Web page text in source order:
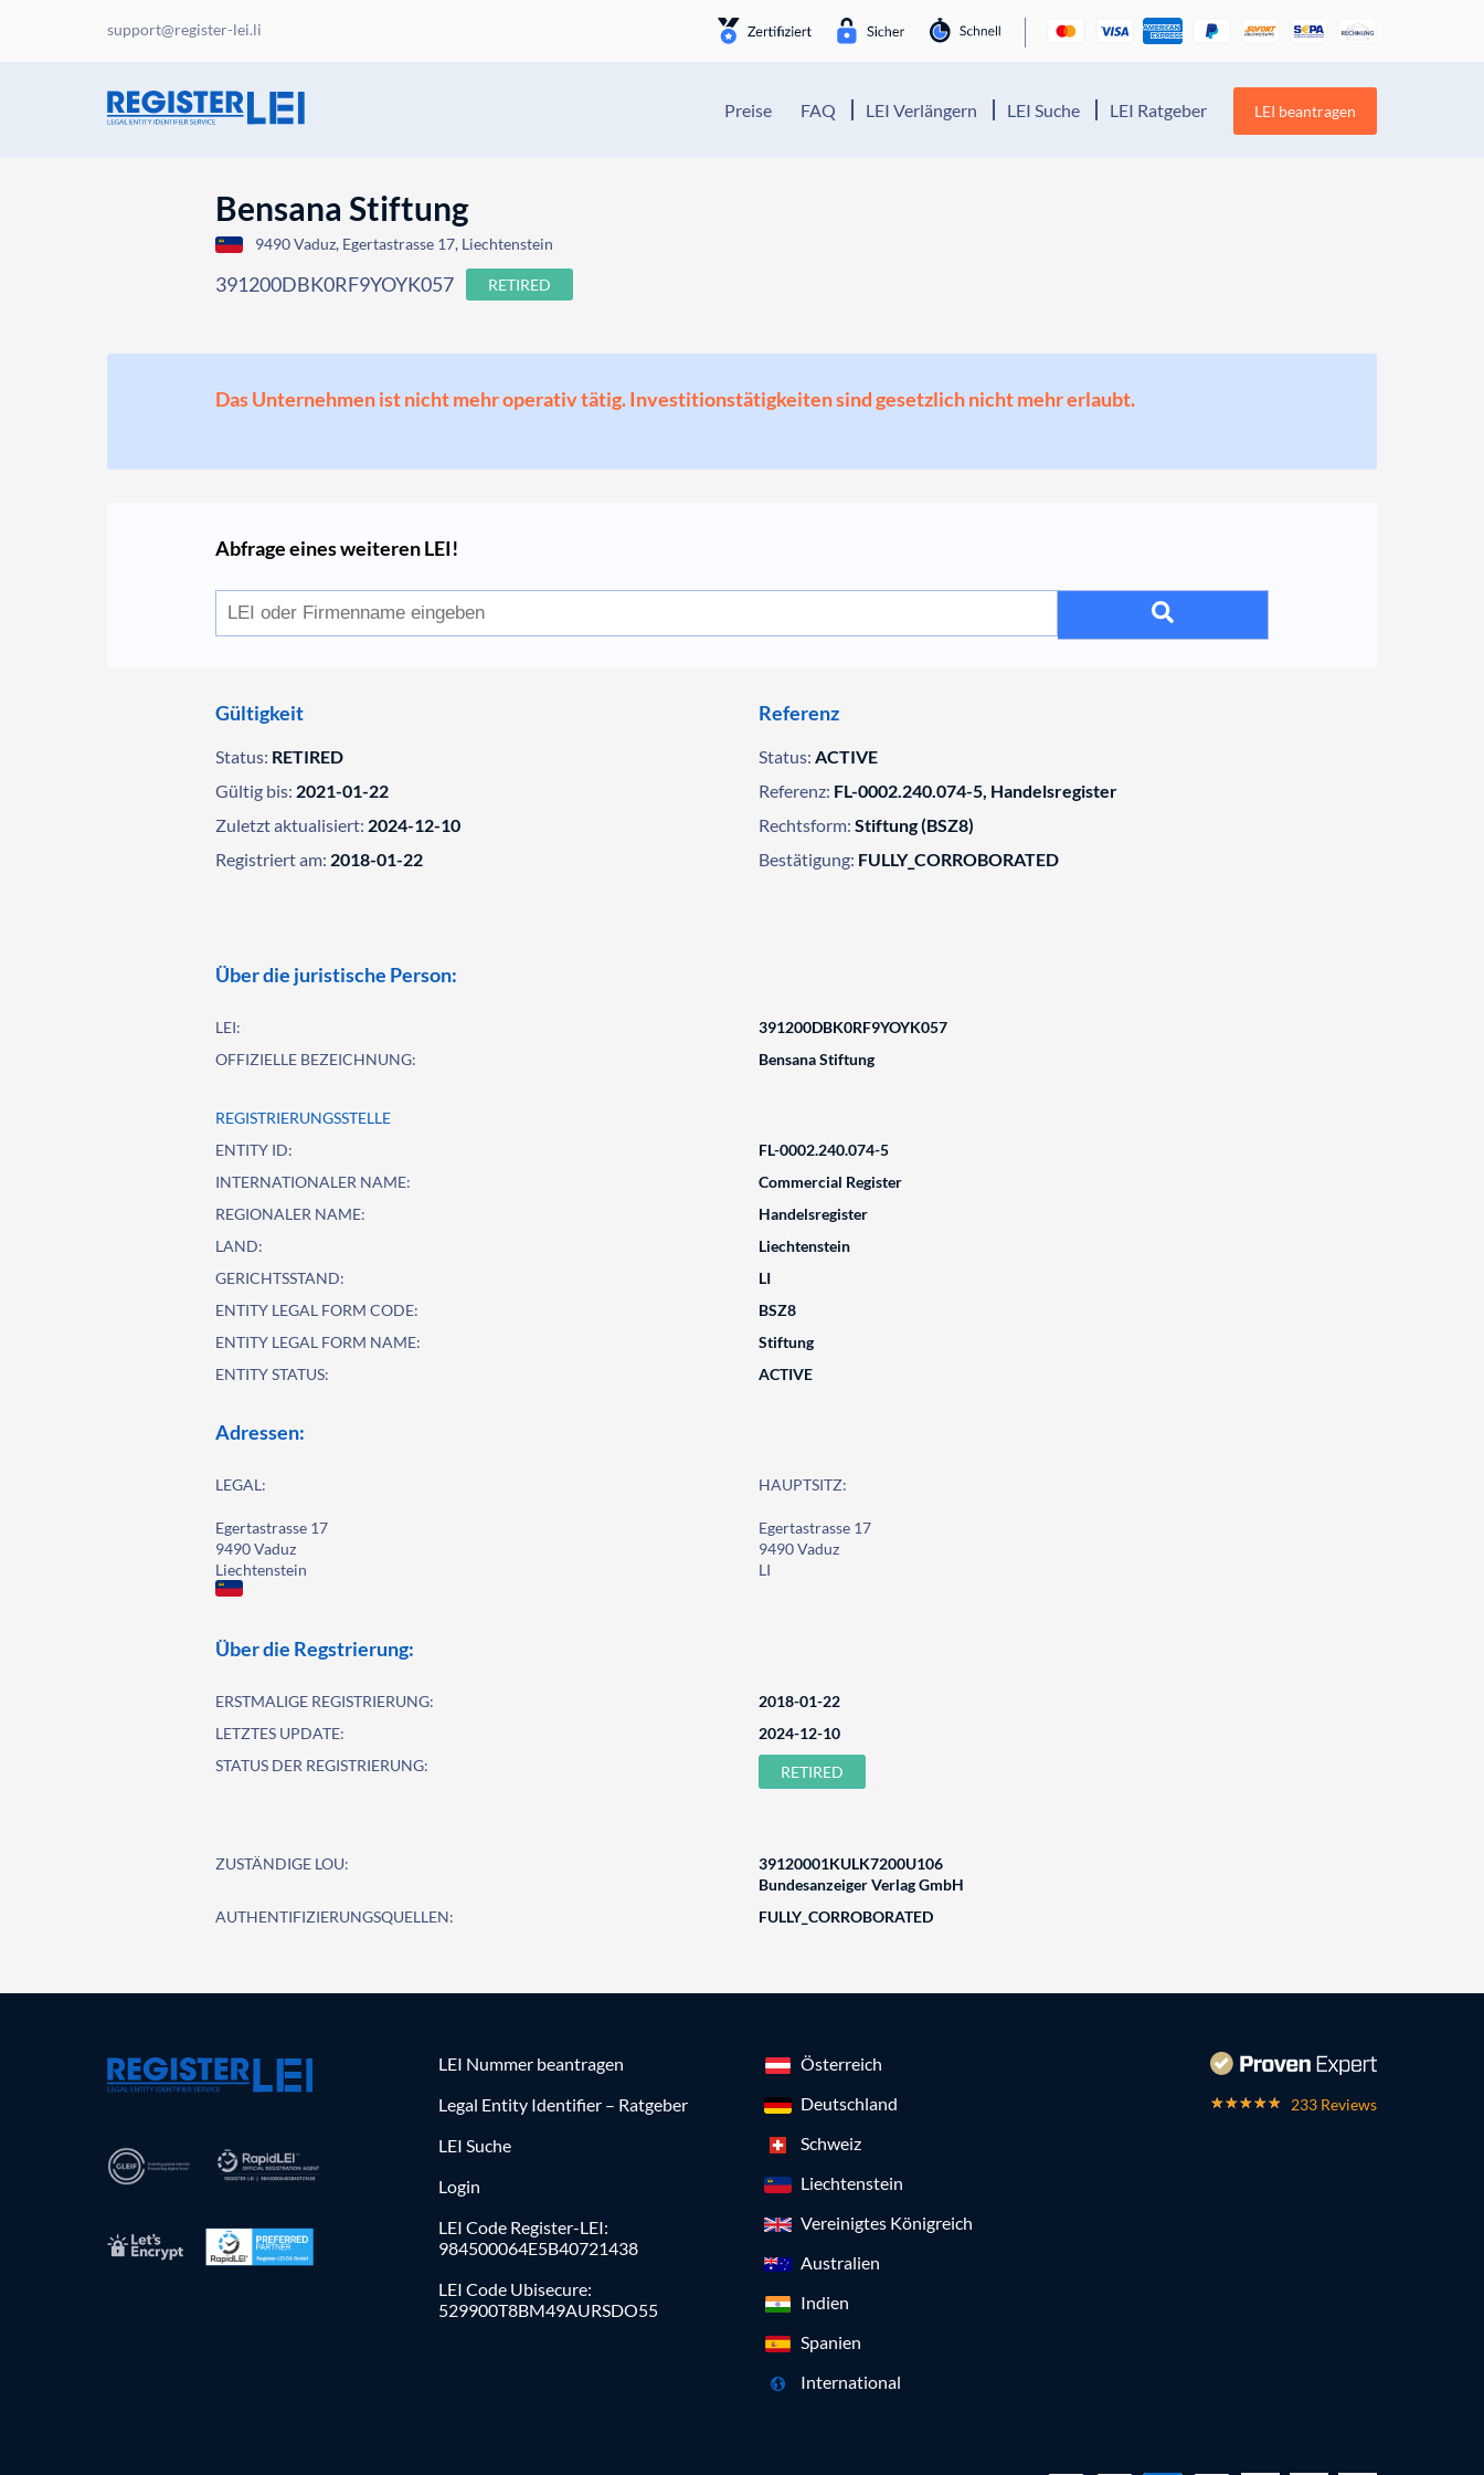
support@register-lei.li
Preise FAQ LEI Verlängern LEI Suche LEI Ratgeber LEI beantragen
Bensana Stiftung
9490 Vaduz, Egertastrasse 17, Liechtenstein
391200DBK0RF9YOYK057 RETIRED
Das Unternehmen ist nicht mehr operativ tätig. Investitionstätigkeiten sind gesetzlich nicht mehr erlaubt.
Abfrage eines weiteren LEI!
Gültigkeit
Status: RETIRED
Gültig bis: 2021-01-22
Zuletzt aktualisiert: 2024-12-10
Registriert am: 2018-01-22
Referenz
Status: ACTIVE
Referenz: FL-0002.240.074-5, Handelsregister
Rechtsform: Stiftung (BSZ8)
Bestätigung: FULLY_CORROBORATED
Über die juristische Person:
LEI:
391200DBK0RF9YOYK057
OFFIZIELLE BEZEICHNUNG:
Bensana Stiftung
REGISTRIERUNGSSTELLE
ENTITY ID:
FL-0002.240.074-5
INTERNATIONALER NAME:
Commercial Register
REGIONALER NAME:
Handelsregister
LAND:
Liechtenstein
GERICHTSSTAND:
LI
ENTITY LEGAL FORM CODE:
BSZ8
ENTITY LEGAL FORM NAME:
Stiftung
ENTITY STATUS:
ACTIVE
Adressen:
LEGAL:
Egertastrasse 17
9490 Vaduz
Liechtenstein
HAUPTSITZ:
Egertastrasse 17
9490 Vaduz
LI
Über die Regstrierung:
ERSTMALIGE REGISTRIERUNG:
2018-01-22
LETZTES UPDATE:
2024-12-10
STATUS DER REGISTRIERUNG:
RETIRED
ZUSTÄNDIGE LOU:
39120001KULK7200U106
Bundesanzeiger Verlag GmbH
AUTHENTIFIZIERUNGSQUELLEN:
FULLY_CORROBORATED
LEI Nummer beantragen
Legal Entity Identifier – Ratgeber
LEI Suche
Login
LEI Code Register-LEI:
984500064E5B40721438
LEI Code Ubisecure:
529900T8BM49AURSDO55
Österreich
Deutschland
Schweiz
Liechtenstein
Vereinigtes Königreich
Australien
Indien
Spanien
International
233 Reviews